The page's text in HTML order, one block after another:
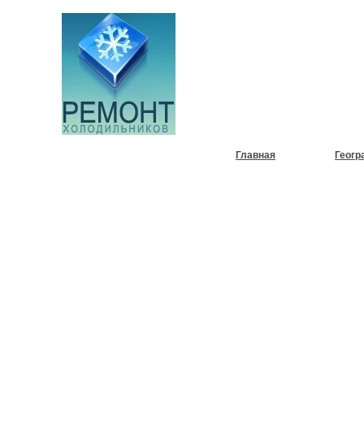
Главная